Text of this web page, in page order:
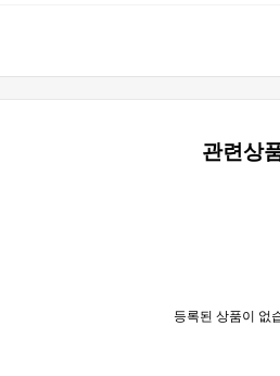
관련상
등록된 상품이 없